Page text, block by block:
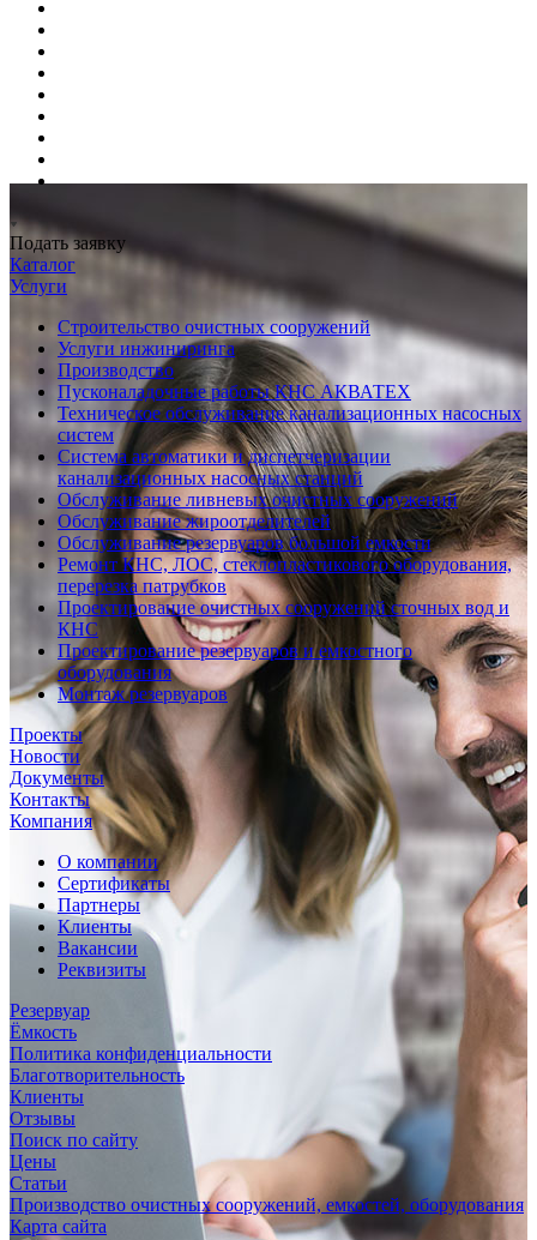
Подать заявку
Каталог
Услуги
Строительство очистных сооружений
Услуги инжиниринга
Производство
Пусконаладочные работы КНС АКВАТЕХ
Техническое обслуживание канализационных насосных
систем
Система автоматики и диспетчеризации
канализационных насосных станций
Обслуживание ливневых очистных сооружений
Обслуживание жироотделителей
Обслуживание резервуаров большой емкости
Ремонт КНС, ЛОС, стеклопластикового оборудования,
перерезка патрубков
Проектирование очистных сооружений сточных вод и
КНС
Проектирование резервуаров и емкостного
оборудования
Монтаж резервуаров
Проекты
Новости
Документы
Контакты
Компания
О компании
Сертификаты
Партнеры
Клиенты
Вакансии
Реквизиты
Резервуар
Ёмкость
Политика конфиденциальности
Благотворительность
Клиенты
Отзывы
Поиск по сайту
Цены
Статьи
Производство очистных сооружений, емкостей, оборудования
Карта сайта